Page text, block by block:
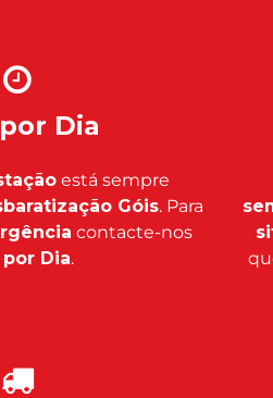
Dia
está sempre
Góis. Para
contacte-nos
Dia.